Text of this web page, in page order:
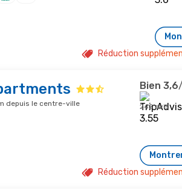
Réduction
depuis le centre-ville
Bien 3,6
242 avis
Réduction